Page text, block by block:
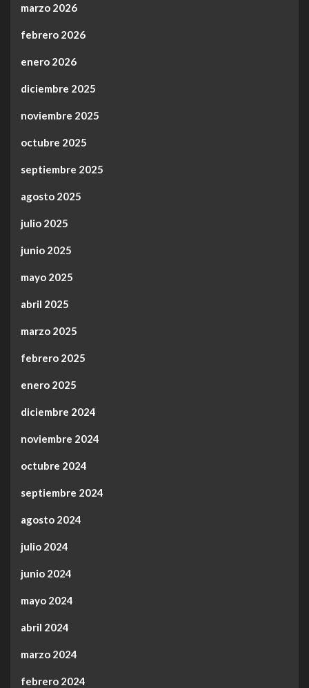
marzo 2026
febrero 2026
enero 2026
diciembre 2025
noviembre 2025
octubre 2025
septiembre 2025
agosto 2025
julio 2025
junio 2025
mayo 2025
abril 2025
marzo 2025
febrero 2025
enero 2025
diciembre 2024
noviembre 2024
octubre 2024
septiembre 2024
agosto 2024
julio 2024
junio 2024
mayo 2024
abril 2024
marzo 2024
febrero 2024